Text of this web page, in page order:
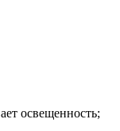
освещенность;